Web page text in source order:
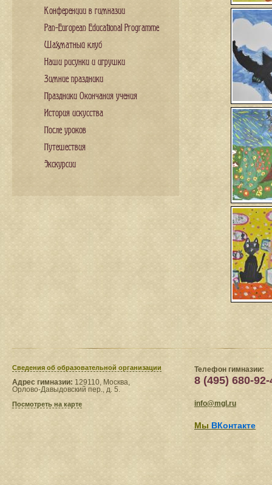
Конференции в гимназии
Pan-European Educational Programme
Шахматный клуб
Наши рисунки и игрушки
Зимние праздники
Праздники Окончания учения
История искусства
После уроков
Путешествия
Экскурсии
Сведения​ об образовательной организации
Адрес гимназии: 129110, Москва,
Орлово-Давыдовский пер., д. 5.
Посмотреть на карте
Телефон гимназии:
8 (495) 680-92-
info@mgl.ru
Мы ВКонтакте